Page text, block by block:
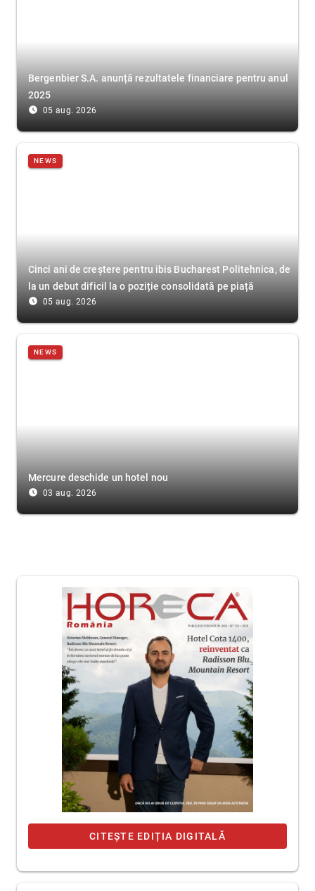
Bergenbier S.A. anunță rezultatele financiare pentru anul
2025
access_time_filled 05 aug. 2026
NEWS
Cinci ani de creștere pentru ibis Bucharest Politehnica, de
la un debut dificil la o poziție consolidată pe piață
access_time_filled 05 aug. 2026
NEWS
Mercure deschide un hotel nou
access_time_filled 03 aug. 2026
CITEȘTE EDIȚIA DIGITALĂ